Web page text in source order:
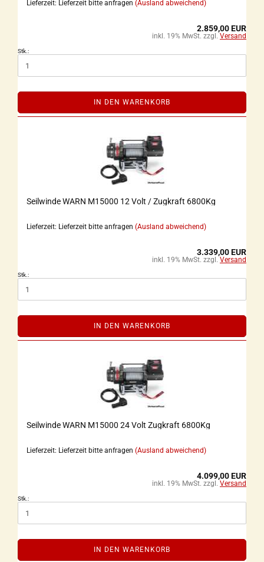
Lieferzeit: Lieferzeit bitte anfragen (Ausland abweichend)
2.859,00 EUR
inkl. 19% MwSt. zzgl. Versand
Stk.:
IN DEN WARENKORB
Seilwinde WARN M15000 12 Volt / Zugkraft 6800Kg
Lieferzeit: Lieferzeit bitte anfragen (Ausland abweichend)
3.339,00 EUR
inkl. 19% MwSt. zzgl. Versand
Stk.:
IN DEN WARENKORB
Seilwinde WARN M15000 24 Volt Zugkraft 6800Kg
Lieferzeit: Lieferzeit bitte anfragen (Ausland abweichend)
4.099,00 EUR
inkl. 19% MwSt. zzgl. Versand
Stk.:
IN DEN WARENKORB